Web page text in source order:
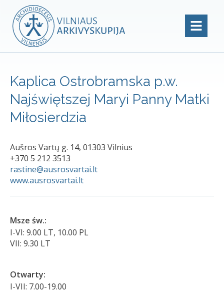
Kaplica Ostrobramska p.w.
Najświętszej Maryi Panny Matki
Miłosierdzia
Aušros Vartų g. 14, 01303 Vilnius
+370 5 212 3513
rastine@ausrosvartai.lt
www.ausrosvartai.lt
Msze św.:
I-VI: 9.00 LT, 10.00 PL
VII: 9.30 LT
Otwarty:
I-VII: 7.00-19.00